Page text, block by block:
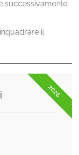
successivamente
il
2026